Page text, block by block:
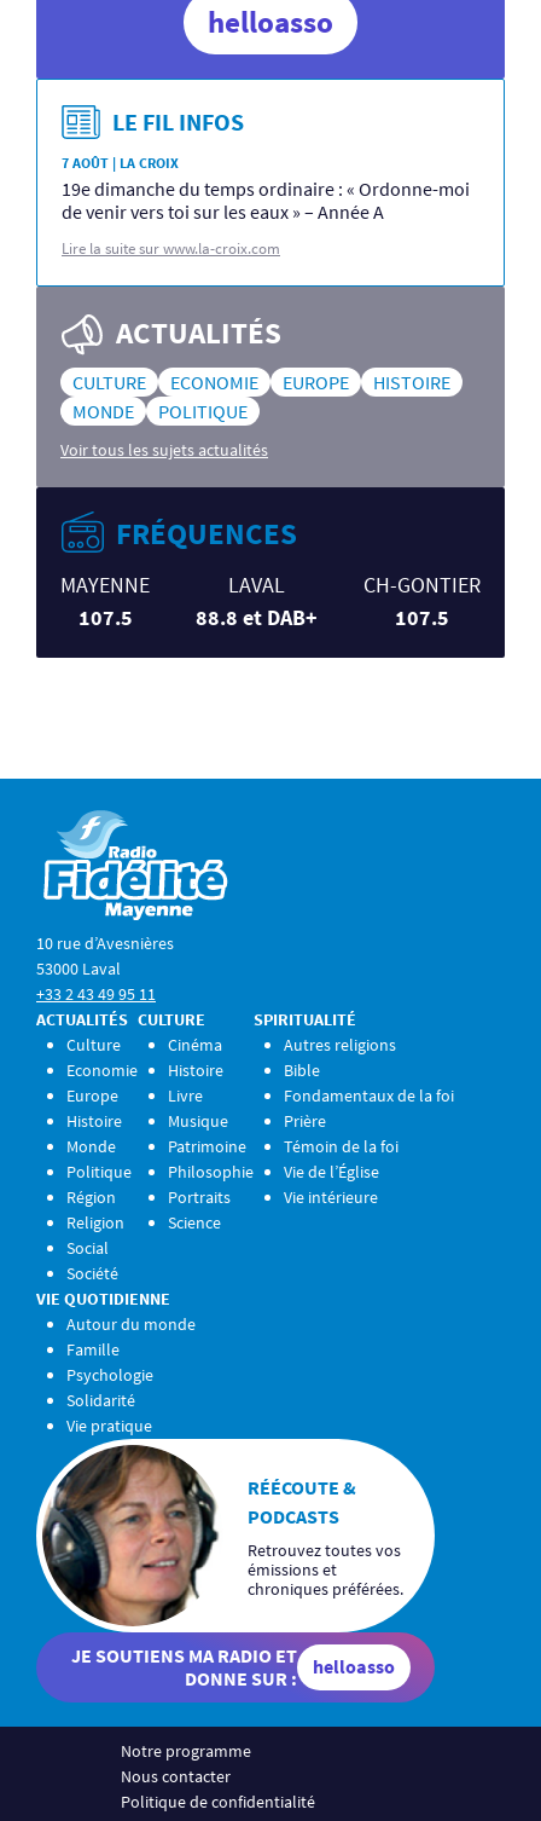
helloasso
LE FIL INFOS
7 AOÛT | LA CROIX
19e dimanche du temps ordinaire : « Ordonne-moi
de venir vers toi sur les eaux » – Année A
Lire la suite sur www.la-croix.com
ACTUALITÉS
CULTURE ECONOMIE EUROPE
HISTOIRE
MONDE
POLITIQUE
Voir tous les sujets actualités
FRÉQUENCES
MAYENNE
107.5
LAVAL
88.8 et DAB+
CH-GONTIER
107.5
10 rue d’Avesnières
53000 Laval
+33 2 43 49 95 11
ACTUALITÉS
Culture
Economie
Europe
Histoire
Monde
Politique
Région
Religion
Social
Société
CULTURE
Cinéma
Histoire
Livre
Musique
Patrimoine
Philosophie
Portraits
Science
SPIRITUALITÉ
Autres religions
Bible
Fondamentaux de la foi
Prière
Témoin de la foi
Vie de l’Église
Vie intérieure
VIE QUOTIDIENNE
Autour du monde
Famille
Psychologie
Solidarité
Vie pratique
RÉÉCOUTE &
PODCASTS
Retrouvez toutes vos
émissions et
chroniques préférées.
JE SOUTIENS MA RADIO ET
DONNE SUR :
helloasso
Notre programme
Nous contacter
Politique de confidentialité